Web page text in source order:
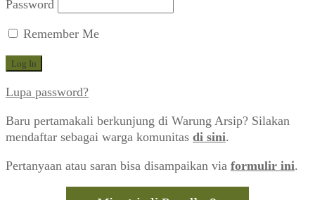
Password
Remember Me
Lupa password?
Baru pertamakali berkunjung di Warung Arsip? Silakan
mendaftar sebagai warga komunitas di sini.
Pertanyaan atau saran bisa disampaikan via formulir ini.